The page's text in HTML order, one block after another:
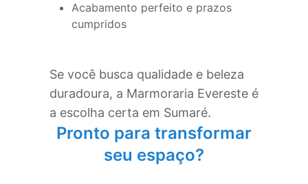
Acabamento perfeito e prazos
cumpridos
Se você busca qualidade e beleza
duradoura, a Marmoraria Evereste é
a escolha certa em Sumaré.
Pronto para transformar
seu espaço?